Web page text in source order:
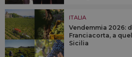
ITALIA
Vendemmia 2026:
Franciacorta, a
Sicilia